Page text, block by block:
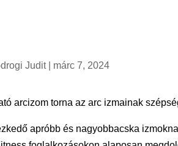
Judit| márc 7, 2024
arcizom torna az arc izmainak
apróbb és nagyobbacska